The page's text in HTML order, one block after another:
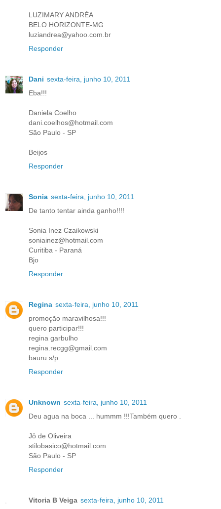
LUZIMARY ANDRÉA
BELO HORIZONTE-MG
luziandrea@yahoo.com.br
Responder
Dani sexta-feira, junho 10, 2011
Eba!!!
Daniela Coelho
dani.coelhos@hotmail.com
São Paulo - SP
Beijos
Responder
Sonia sexta-feira, junho 10, 2011
De tanto tentar ainda ganho!!!!
Sonia Inez Czaikowski
soniainez@hotmail.com
Curitiba - Paraná
Bjo
Responder
Regina sexta-feira, junho 10, 2011
promoção maravilhosa!!!
quero participar!!!
regina garbulho
regina.recgg@gmail.com
bauru s/p
Responder
Unknown sexta-feira, junho 10, 2011
Deu agua na boca ... hummm !!!Também quero .
Jô de Oliveira
stilobasico@hotmail.com
São Paulo - SP
Responder
Vitoria B Veiga sexta-feira, junho 10, 2011